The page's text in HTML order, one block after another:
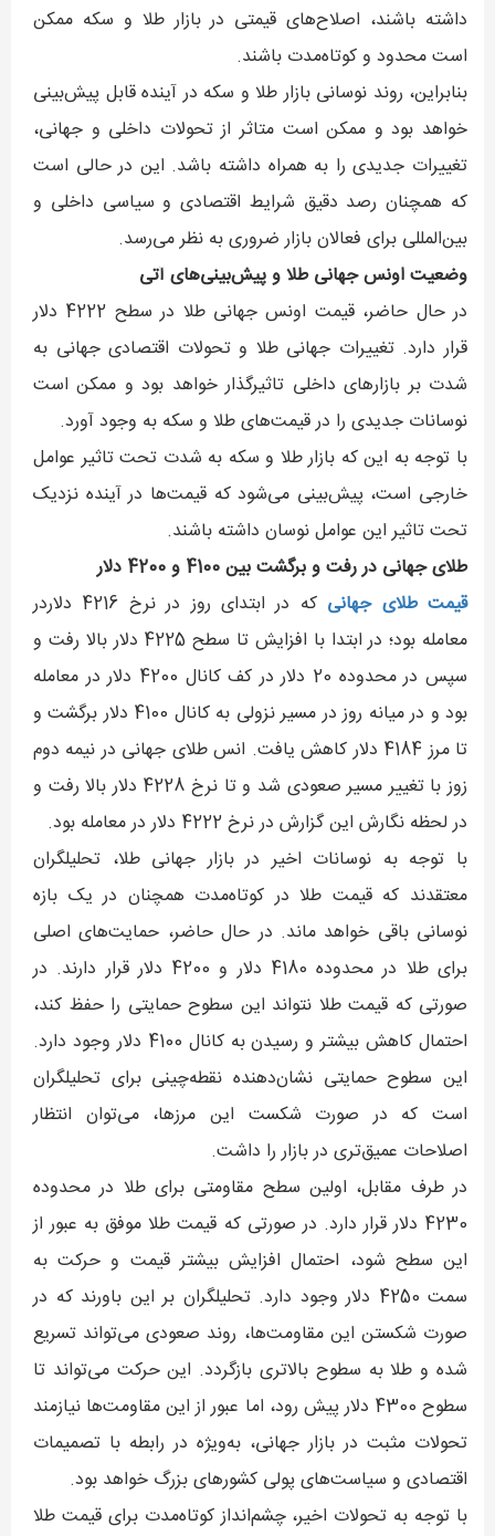
داشته باشند، اصلاح‌های قیمتی در بازار طلا و سکه ممکن
است محدود و کوتاه‌مدت باشند.
بنابراین، روند نوسانی بازار طلا و سکه در آینده قابل پیش‌بینی
خواهد بود و ممکن است متاثر از تحولات داخلی و جهانی،
تغییرات جدیدی را به همراه داشته باشد. این در حالی است
که همچنان رصد دقیق شرایط اقتصادی و سیاسی داخلی و
بین‌المللی برای فعالان بازار ضروری به نظر می‌رسد.
وضعیت اونس جهانی طلا و پیش‌بینی‌های آتی
در حال حاضر، قیمت اونس جهانی طلا در سطح 4222 دلار
قرار دارد. تغییرات جهانی طلا و تحولات اقتصادی جهانی به
شدت بر بازارهای داخلی تاثیرگذار خواهد بود و ممکن است
نوسانات جدیدی را در قیمت‌های طلا و سکه به وجود آورد.
با توجه به این که بازار طلا و سکه به شدت تحت تاثیر عوامل
خارجی است، پیش‌بینی می‌شود که قیمت‌ها در آینده نزدیک
تحت تاثیر این عوامل نوسان داشته باشند.
طلای جهانی در رفت و برگشت بین 4100 و 4200 دلار
قیمت طلای جهانی
که در ابتدای روز در نرخ 4216 دلاردر
معامله بود؛ در ابتدا با افزایش تا سطح 4225 دلار بالا رفت و
سپس در محدوده 20 دلار در کف کانال 4200 دلار در معامله
بود و در میانه روز در مسیر نزولی به کانال 4100 دلار برگشت و
تا مرز 4184 دلار کاهش یافت. انس طلای جهانی در نیمه دوم
زوز با تغییر مسیر صعودی شد و تا نرخ 4228 دلار بالا رفت و
در لحظه نگارش این گزارش در نرخ 4222 دلار در معامله بود.
با توجه به نوسانات اخیر در بازار جهانی طلا، تحلیلگران
معتقدند که قیمت طلا در کوتاه‌مدت همچنان در یک بازه
نوسانی باقی خواهد ماند. در حال حاضر، حمایت‌های اصلی
برای طلا در محدوده 4180 دلار و 4200 دلار قرار دارند. در
صورتی که قیمت طلا نتواند این سطوح حمایتی را حفظ کند،
احتمال کاهش بیشتر و رسیدن به کانال 4100 دلار وجود دارد.
این سطوح حمایتی نشان‌دهنده نقطه‌چینی برای تحلیلگران
است که در صورت شکست این مرزها، می‌توان انتظار
اصلاحات عمیق‌تری در بازار را داشت.
در طرف مقابل، اولین سطح مقاومتی برای طلا در محدوده
4230 دلار قرار دارد. در صورتی که قیمت طلا موفق به عبور از
این سطح شود، احتمال افزایش بیشتر قیمت و حرکت به
سمت 4250 دلار وجود دارد. تحلیلگران بر این باورند که در
صورت شکستن این مقاومت‌ها، روند صعودی می‌تواند تسریع
شده و طلا به سطوح بالاتری بازگردد. این حرکت می‌تواند تا
سطوح 4300 دلار پیش رود، اما عبور از این مقاومت‌ها نیازمند
تحولات مثبت در بازار جهانی، به‌ویژه در رابطه با تصمیمات
اقتصادی و سیاست‌های پولی کشورهای بزرگ خواهد بود.
با توجه به تحولات اخیر، چشم‌انداز کوتاه‌مدت برای قیمت طلا